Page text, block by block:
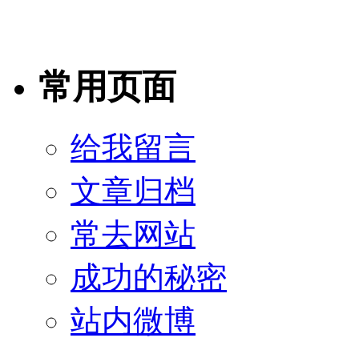
常用页面
给我留言
文章归档
常去网站
成功的秘密
站内微博